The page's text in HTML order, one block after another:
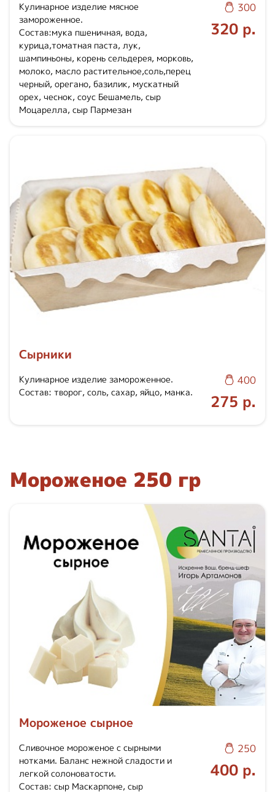
Кулинарное изделие мясное
замороженное.
Состав:мука пшеничная, вода,
курица,томатная паста, лук,
шампиньоны, корень сельдерея, морковь,
молоко, масло растительное,соль,перец
черный, орегано, базилик, мускатный
орех, чеснок, соус Бешамель, сыр
Моцарелла, сыр Пармезан
300
320 р.
Сырники
Кулинарное изделие замороженное.
Состав: творог, соль, сахар, яйцо, манка.
400
275 р.
Мороженое 250 гр
Мороженое сырное
Сливочное мороженое с сырными
нотками. Баланс нежной сладости и
легкой солоноватости.
Состав: сыр Маскарпоне, сыр
250
400 р.